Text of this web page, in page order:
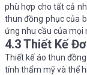
phù hợp cho tất cả
thun đồng phục của
ứng nhu cầu của mọi
4.3 Thiết Kế
Thiết kế áo thun
tính thẩm mỹ và thể